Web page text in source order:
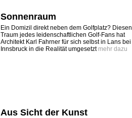
Sonnenraum
Ein Domizil direkt neben dem Golfplatz? Diesen
Traum jedes leidenschaftlichen Golf-Fans hat
Architekt Karl Fahrner für sich selbst in Lans bei
Innsbruck in die Realität umgesetzt mehr dazu
Aus Sicht der Kunst